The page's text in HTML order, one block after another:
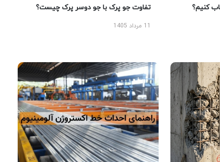
کنیم؟ تفاوت جو پرک با جو دوسر پرک چیست؟